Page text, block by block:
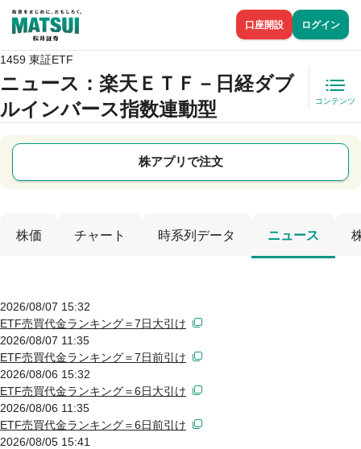
口座開設 ログイン
1459 東証ETF
ニュース ：楽天ＥＴＦ－日経ダブ
ルインバース指数連動型
コンテンツ
株アプリで注文
株価 チャート 時系列データ ニュース
2026/08/07 15:32
ETF売買代金ランキング＝7日大引け
2026/08/07 11:35
ETF売買代金ランキング＝7日前引け
2026/08/06 15:32
ETF売買代金ランキング＝6日大引け
2026/08/06 11:35
ETF売買代金ランキング＝6日前引け
2026/08/05 15:41